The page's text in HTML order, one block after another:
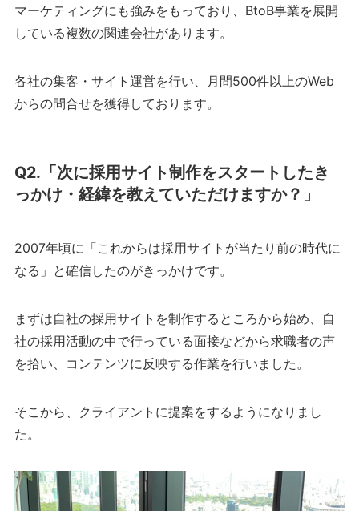
マーケティングにも強みをもっており、BtoB事業を展開
している複数の関連会社があります。
各社の集客・サイト運営を行い、月間500件以上のWeb
からの問合せを獲得しております。
Q2.「次に採用サイト制作をスタートしたき
っかけ・経緯を教えていただけますか？」
2007年頃に「これからは採用サイトが当たり前の時代に
なる」と確信したのがきっかけです。
まずは自社の採用サイトを制作するところから始め、自
社の採用活動の中で行っている面接などから求職者の声
を拾い、コンテンツに反映する作業を行いました。
そこから、クライアントに提案をするようになりまし
た。